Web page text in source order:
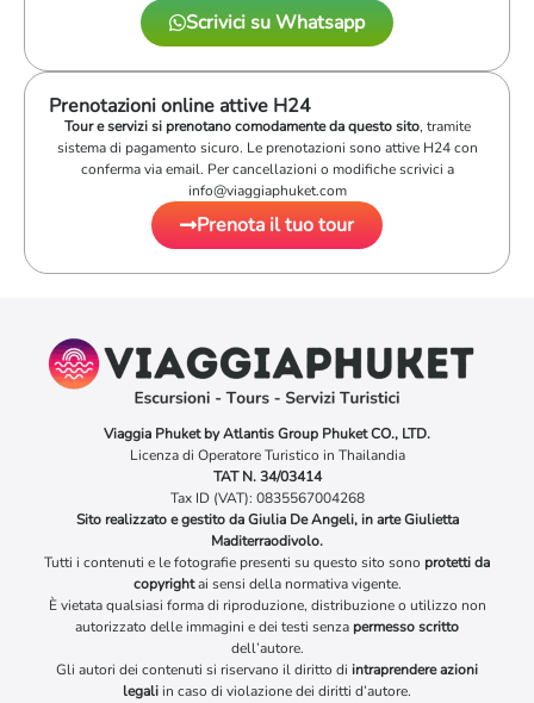
Scrivici su Whatsapp
Prenotazioni online attive H24
Tour e servizi si prenotano comodamente da questo sito, tramite
sistema di pagamento sicuro. Le prenotazioni sono attive H24 con
conferma via email. Per cancellazioni o modifiche scrivici a
info@viaggiaphuket.com
Prenota il tuo tour
Viaggia Phuket by Atlantis Group Phuket CO., LTD.
Licenza di Operatore Turistico in Thailandia
TAT N. 34/03414
Tax ID (VAT): 0835567004268
Sito realizzato e gestito da Giulia De Angeli, in arte Giulietta
Maditerraodivolo.
Tutti i contenuti e le fotografie presenti su questo sito sono protetti da
copyrightai sensi della normativa vigente.
È vietata qualsiasi forma di riproduzione, distribuzione o utilizzo non
autorizzato delle immagini e dei testi senza permesso scritto
dell’autore.
Gli autori dei contenuti si riservano il diritto di intraprendere azioni
legali in caso di violazione dei diritti d’autore.